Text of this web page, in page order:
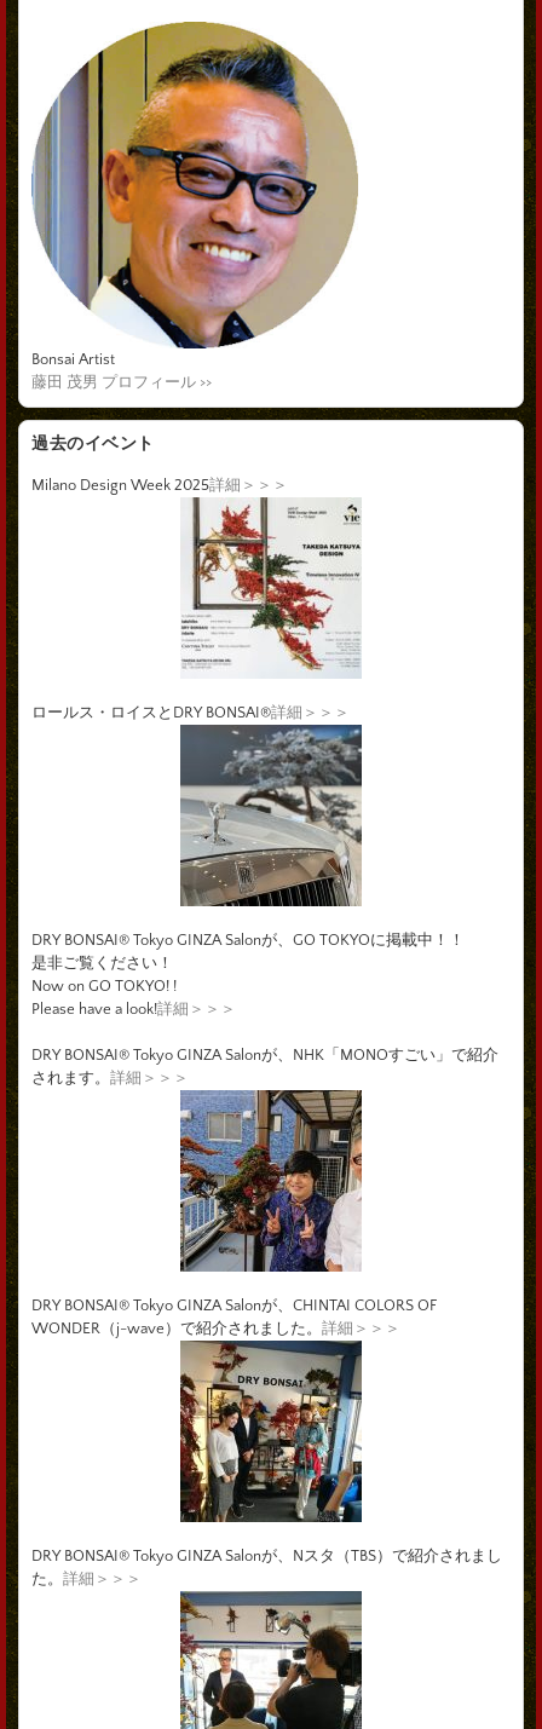
Bonsai Artist
藤田 茂男 プロフィール >>
過去のイベント
Milano Design Week 2025詳細＞＞＞
ロールス・ロイスとDRY BONSAI®詳細＞＞＞
DRY BONSAI® Tokyo GINZA Salonが、GO TOKYOに掲載中！！
是非ご覧ください！
Now on GO TOKYO! !
Please have a look!詳細＞＞＞
DRY BONSAI® Tokyo GINZA Salonが、NHK「MONOすごい」で紹介
されます。 詳細＞＞＞
DRY BONSAI® Tokyo GINZA Salonが、CHINTAI COLORS OF
WONDER（j-wave）で紹介されました。 詳細＞＞＞
DRY BONSAI® Tokyo GINZA Salonが、Nスタ（TBS）で紹介されまし
た。 詳細＞＞＞